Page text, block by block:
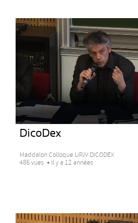
DicoDex
Maddalon Colloque UPJV DICODEX
486 vues
Il y a 12 années